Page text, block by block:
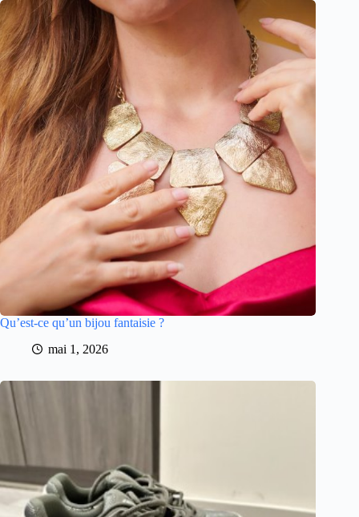
Qu’est-ce qu’un bijou fantaisie ?
mai 1, 2026